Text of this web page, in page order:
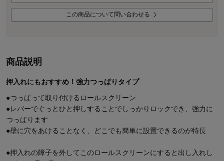
この商品について問い合わせる
商品説明
押入れにもおすすめ！強力つっぱりタイプ
●つっぱって取り付けるロールスクリーン
●レバーでぐっとひと押しすることでしっかりロックでき、強力に
つっぱります
●壁に穴をあけることなく、どこでも簡単に設置できるのが特長
●押入れの障子を外してこのロールスクリーンにすると出し入れし